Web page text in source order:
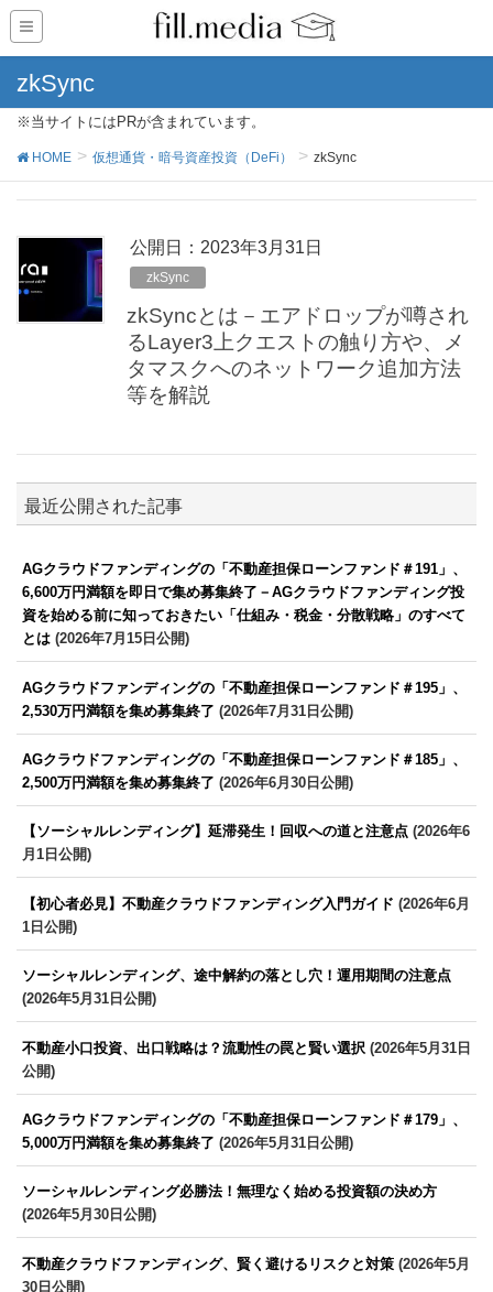
zkSync
※当サイトにはPRが含まれています。
HOME 仮想通貨・暗号資産投資（DeFi） zkSync
公開日： 2023年3月31日
zkSync
zkSyncとは－エアドロップが噂され
るLayer3上クエストの触り方や、メ
タマスクへのネットワーク追加方法
等を解説
最近公開された記事
AGクラウドファンディングの「不動産担保ローンファンド＃191」、
6,600万円満額を即日で集め募集終了－AGクラウドファンディング投
資を始める前に知っておきたい「仕組み・税金・分散戦略」のすべて
とは (2026年7月15日公開)
AGクラウドファンディングの「不動産担保ローンファンド＃195」、
2,530万円満額を集め募集終了 (2026年7月31日公開)
AGクラウドファンディングの「不動産担保ローンファンド＃185」、
2,500万円満額を集め募集終了 (2026年6月30日公開)
【ソーシャルレンディング】延滞発生！回収への道と注意点 (2026年6
月1日公開)
【初心者必見】不動産クラウドファンディング入門ガイド (2026年6月
1日公開)
ソーシャルレンディング、途中解約の落とし穴！運用期間の注意点
(2026年5月31日公開)
不動産小口投資、出口戦略は？流動性の罠と賢い選択 (2026年5月31日
公開)
AGクラウドファンディングの「不動産担保ローンファンド＃179」、
5,000万円満額を集め募集終了 (2026年5月31日公開)
ソーシャルレンディング必勝法！無理なく始める投資額の決め方
(2026年5月30日公開)
不動産クラウドファンディング、賢く避けるリスクと対策 (2026年5月
30日公開)